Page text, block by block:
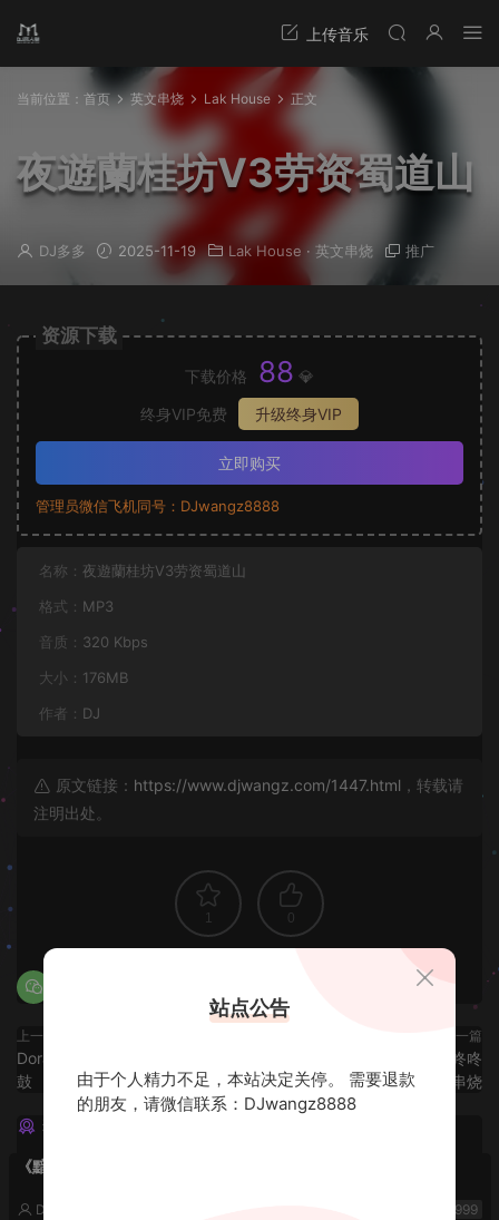
当前位置： 首页 英文串烧 Lak House 正文
夜遊蘭桂坊V3劳资蜀道山
DJ多多 2025-11-19 Lak House · 英文串烧 推广
资源下载
下载价格 88 💎
终身VIP免费
升级终身VIP
立即购买
管理员微信飞机同号：DJwangz8888
名称： 夜遊蘭桂坊V3劳资蜀道山
格式： MP3
音质： 320 Kbps
大小： 176MB
作者： DJ
原文链接： https://www.djwangz.com/1447.html ，转载请
注明出处。
1 0
上一篇
Doraemon-忘掉我们的诺言lak弹
鼓
下一篇
2025迷幻Rap咚咚咚
FunkyHouse串烧
猜你喜欢
《黯然销魂夜5》VHDJ机长✈️DJ糖果🍬
DJ机长云翔 999
站点公告
由于个人精力不足，本站决定关停。 需要退款
的朋友，请微信联系：DJwangz8888